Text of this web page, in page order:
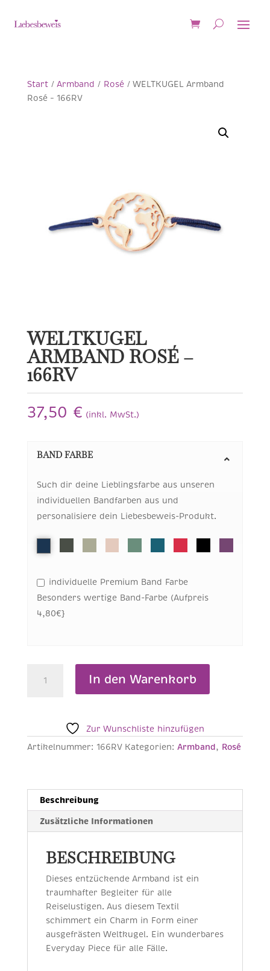
Start/ Armband / Rosé/ WELTKUGEL Armband
Rosé – 166RV
WELTKUGEL
ARMBAND ROSÉ –
166RV
37,50 € (inkl. MwSt.)
BAND FARBE
Such dir deine Lieblingsfarbe aus unseren
individuellen Bandfarben aus und
personalisiere dein Liebesbeweis-Produkt.
individuelle Premium Band Farbe
Besonders wertige Band-Farbe (Aufpreis
4,80€}
Armband
Menge
In den Warenkorb
Zur Wunschliste hinzufügen
Artikelnummer: 166RV Kategorien: Armband, Rosé
Beschreibung
Zusätzliche Informationen
BESCHREIBUNG
Dieses entzückende Armband ist ein
traumhafter Begleiter für alle
Reiselustigen. Aus diesem Textil
schimmert ein Charm in Form einer
ausgefrästen Weltkugel. Ein wunderbares
Everyday Piece für alle Fälle.